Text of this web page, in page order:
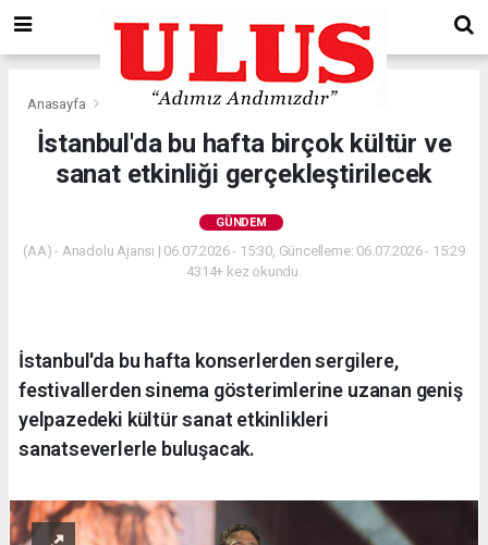
Anasayfa Gündem
İstanbul'da bu hafta birçok kültür ve
sanat etkinliği gerçekleştirilecek
GÜNDEM
(AA) - Anadolu Ajansı | 06.07.2026 - 15:30, Güncelleme: 06.07.2026 - 15:29
4314+ kez okundu.
İstanbul'da bu hafta konserlerden sergilere,
festivallerden sinema gösterimlerine uzanan geniş
yelpazedeki kültür sanat etkinlikleri
sanatseverlerle buluşacak.